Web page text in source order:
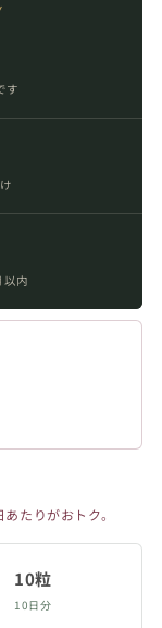
す
内
たりがおトク。
10粒
10日分